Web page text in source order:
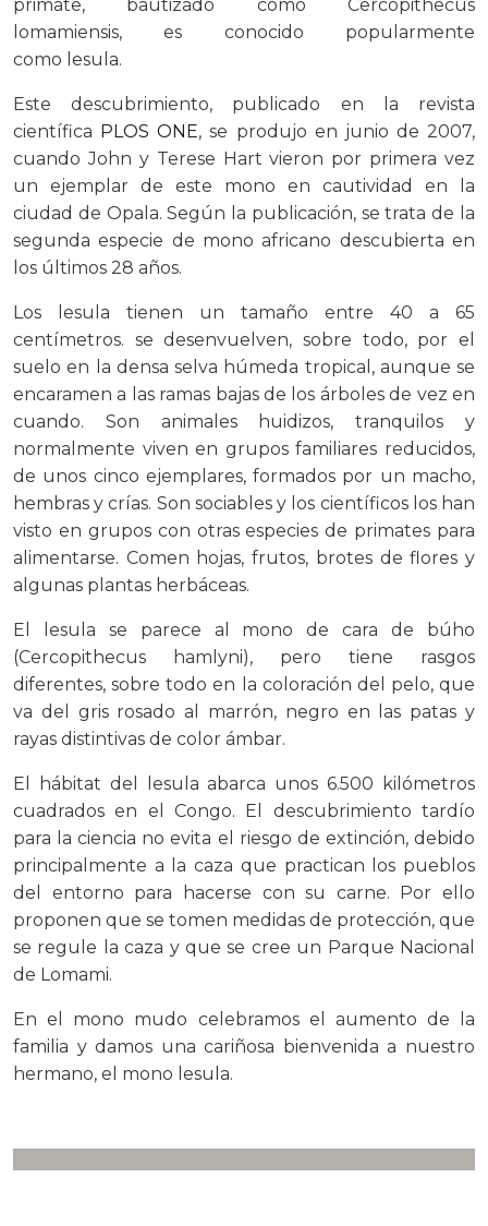
primate, bautizado como Cercopithecus
lomamiensis, es conocido popularmente
como lesula.
Este descubrimiento, publicado en la revista
científica PLOS ONE, se produjo en junio de 2007,
cuando John y Terese Hart vieron por primera vez
un ejemplar de este mono en cautividad en la
ciudad de Opala. Según la publicación, se trata de la
segunda especie de mono africano descubierta en
los últimos 28 años.
Los lesula tienen un tamaño entre 40 a 65
centímetros. se desenvuelven, sobre todo, por el
suelo en la densa selva húmeda tropical, aunque se
encaramen a las ramas bajas de los árboles de vez en
cuando. Son animales huidizos, tranquilos y
normalmente viven en grupos familiares reducidos,
de unos cinco ejemplares, formados por un macho,
hembras y crías. Son sociables y los científicos los han
visto en grupos con otras especies de primates para
alimentarse. Comen hojas, frutos, brotes de flores y
algunas plantas herbáceas.
El lesula se parece al mono de cara de búho
(Cercopithecus hamlyni), pero tiene rasgos
diferentes, sobre todo en la coloración del pelo, que
va del gris rosado al marrón, negro en las patas y
rayas distintivas de color ámbar.
El hábitat del lesula abarca unos 6.500 kilómetros
cuadrados en el Congo. El descubrimiento tardío
para la ciencia no evita el riesgo de extinción, debido
principalmente a la caza que practican los pueblos
del entorno para hacerse con su carne. Por ello
proponen que se tomen medidas de protección, que
se regule la caza y que se cree un Parque Nacional
de Lomami.
En el mono mudo celebramos el aumento de la
familia y damos una cariñosa bienvenida a nuestro
hermano, el mono lesula.